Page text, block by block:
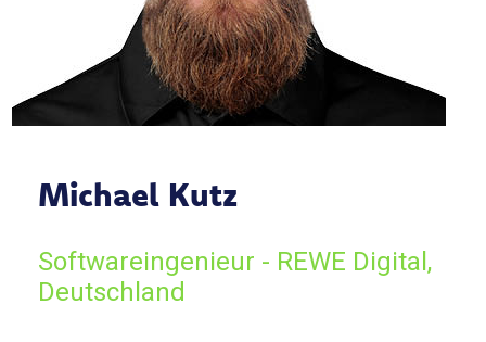
Michael Kutz
Softwareingenieur - REWE Digital,
Deutschland